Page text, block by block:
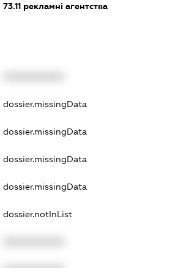
73.11рекламні агентства
dossier.missingData
dossier.missingData
dossier.missingData
dossier.missingData
dossier.notInList